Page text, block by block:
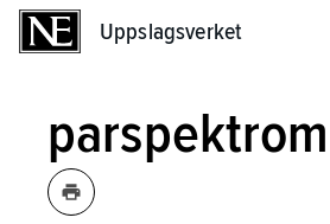
Uppslagsverket